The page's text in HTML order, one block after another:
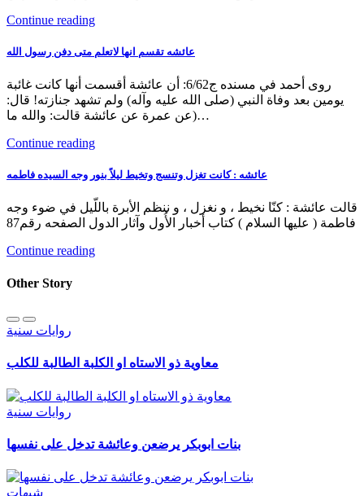
Continue reading
عائشه تقسم انها لاتعلم متى دفن رسول الله
روى أحمد في مسنده ج6/62: أن عائشة أقسمت أنها كانت غائبة
يومين بعد وفاة النبي (صلى الله عليه وآله) ولم تشهد جنازته! قال:
(عن عمرة عن عائشة قالت: والله ما…
Continue reading
عائشه : كانت تغزل وتنسج وتخيط ليلاً بنور وجه السيده فاطمه
قالت عائشة : كنّا نخيط ، و نغزل ، و ننظم الأبرة باللّيل في ضوء وجه
فاطمة ( عليها السلام ) كتاب أخبار الأُول وآثار الدول الصفحه رقم87
Continue reading
Other Story
روايات سنية
معاوية ذو الاستاه او الكلبة الطالبة للكلب
روايات سنية
بنات ابوبكر يرضعن وعائشة تدخل على نفسها
شبهات